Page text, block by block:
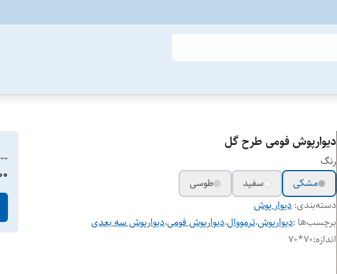
دیوارپوش فومی طرح گل
رنگ
مشکی
سفید
طوسی
دسته‌بندی: دیوار پوش
برچسب‌ها :دیوارپوش،ترمووال،دیوارپوش فومی،دیوارپوش سه بعدی
اندازه:
70*70